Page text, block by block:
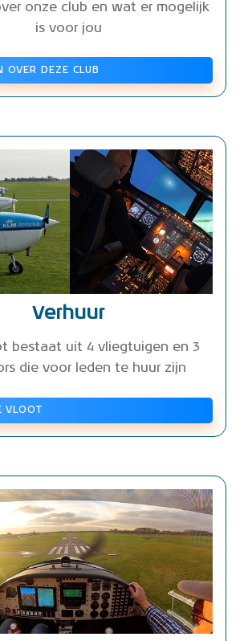
onze club en wat er mogelijk
is voor jou
OVER DEZE CLUB
Verhuur
bestaat uit 4 vliegtuigen en 3
die voor leden te huur zijn
VLOOT